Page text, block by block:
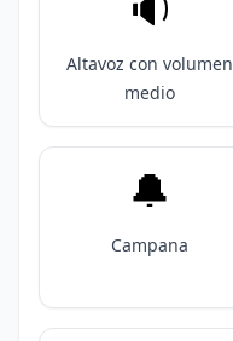
Altavoz con volumen
medio
🔔
Campana